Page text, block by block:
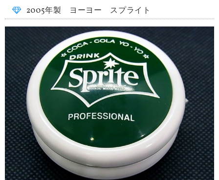
2005年製 ヨーヨー スプライト